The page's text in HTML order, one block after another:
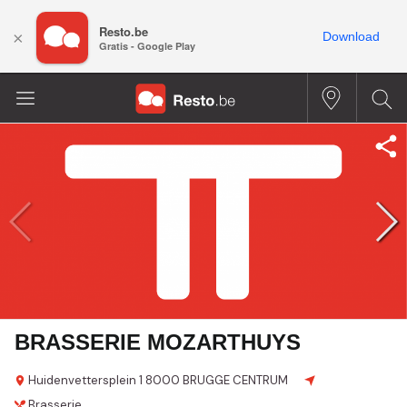
BRASSERIE MOZARTHUYS
Huidenvettersplein 1 8000 BRUGGE CENTRUM
× Resto.be
Gratis - Google Play
Download